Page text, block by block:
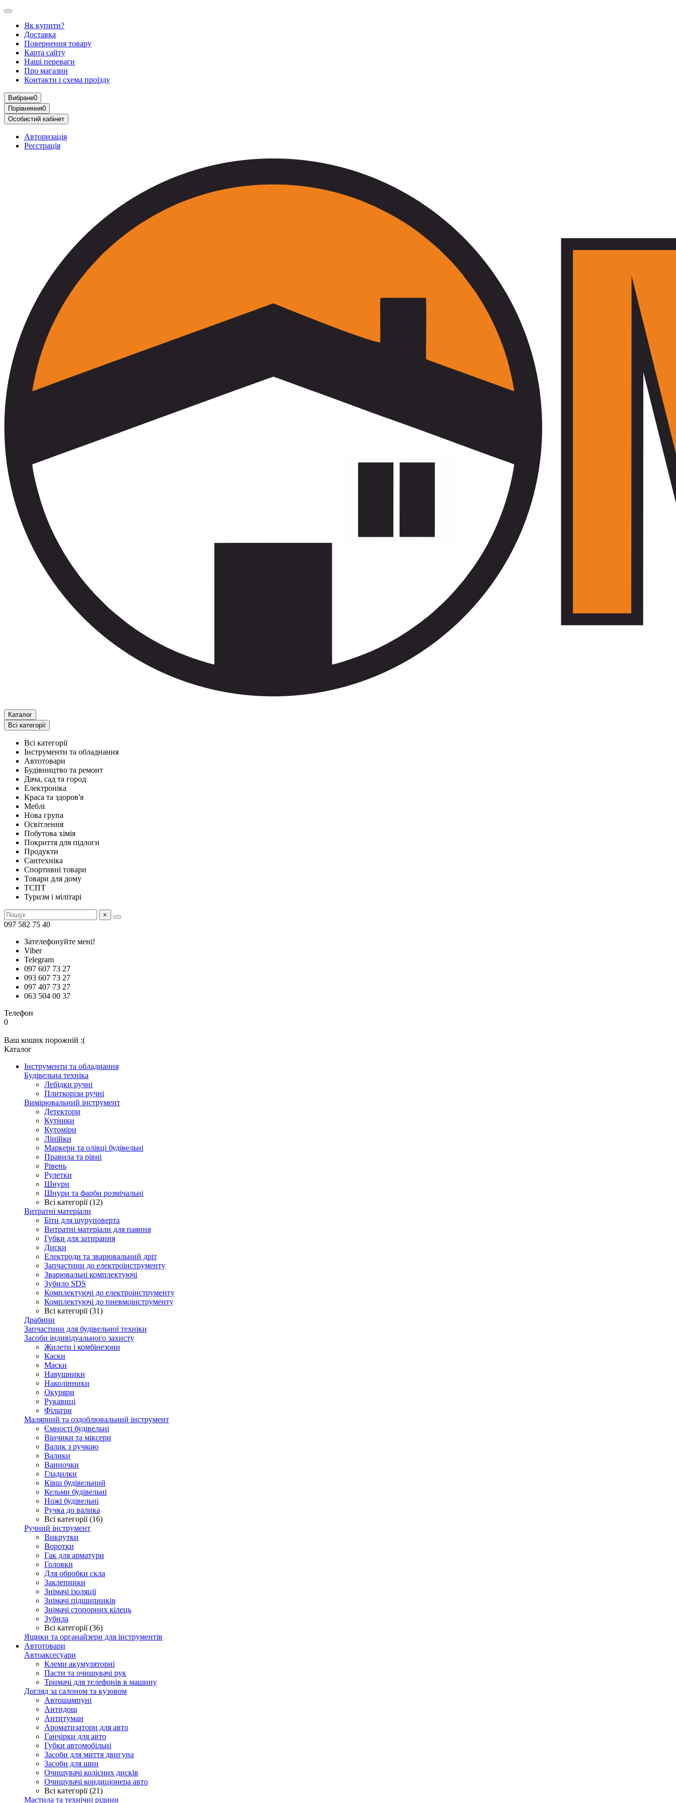
Як купити?
Доставка
Повернення товару
Карта сайту
Наші переваги
Про магазин
Контакти і схема проїзду
Вибране0
Порівняння0
Особистий кабінет
Авторизація
Реєстрація
Каталог
Всі категорії
Всі категорії
Інструменти та обладнання
Автотовари
Будівництво та ремонт
Дача, сад та город
Електроніка
Краса та здоров'я
Меблі
Нова група
Освітлення
Побутова хімія
Покриття для підлоги
Продукти
Сантехніка
Спортивні товари
Товари для дому
ТСПТ
Туризм і мілітарі
×
097 582 75 40
Зателефонуйте мені!
Viber
Telegram
097 607 73 27
093 607 73 27
097 407 73 27
063 504 00 37
Телефон
0
Ваш кошик порожній :(
Каталог
Інструменти та обладнання
Будівельна техніка
Лебідки ручні
Плиткорізи ручні
Вимірювальний інструмент
Детектори
Кутники
Кутоміри
Лінійки
Маркери та олівці будівельні
Правила та рівні
Рівень
Рулетки
Шнури
Шнури та фарби розмічальні
Всі категорії (12)
Витратні матеріали
Біти для шуруповерта
Витратні матеріали для паяння
Губки для затирання
Диски
Електроди та зварювальний дріт
Запчастини до електроінструменту
Зварювальні комплектуючі
Зубило SDS
Комплектуючі до електроінструменту
Комплектуючі до пневмоінструменту
Всі категорії (31)
Драбини
Запчастини для будівельної техніки
Засоби індивідуального захисту
Жилети і комбінезони
Каски
Маски
Навушники
Наколінники
Окуряри
Рукавиці
Фільтри
Малярний та оздоблювальний інструмент
Ємності будівельні
Вінчики та міксери
Валик з ручкою
Валики
Ванночки
Гладилки
Ківш будівельний
Кельми будівельні
Ножі будівельні
Ручка до валика
Всі категорії (16)
Ручний інструмент
Викрутки
Воротки
Гак для арматури
Головки
Для обробки скла
Заклепники
Знімачі ізоляції
Знімачі підшипників
Знімачі стопорних кілець
Зубила
Всі категорії (36)
Ящики та органайзери для інструментів
Автотовари
Автоаксесуари
Клеми акумуляторні
Пасти та очищувачі рук
Тримачі для телефонів в машину
Догляд за салоном та кузовом
Автошампуні
Антидощ
Антитуман
Ароматизатори для авто
Ганчірки для авто
Губки автомобільні
Засоби для миття двигуна
Засоби для шин
Очищувачі колісних дисків
Очищувачі кондиціонера авто
Всі категорії (21)
Мастила та технічні рідини